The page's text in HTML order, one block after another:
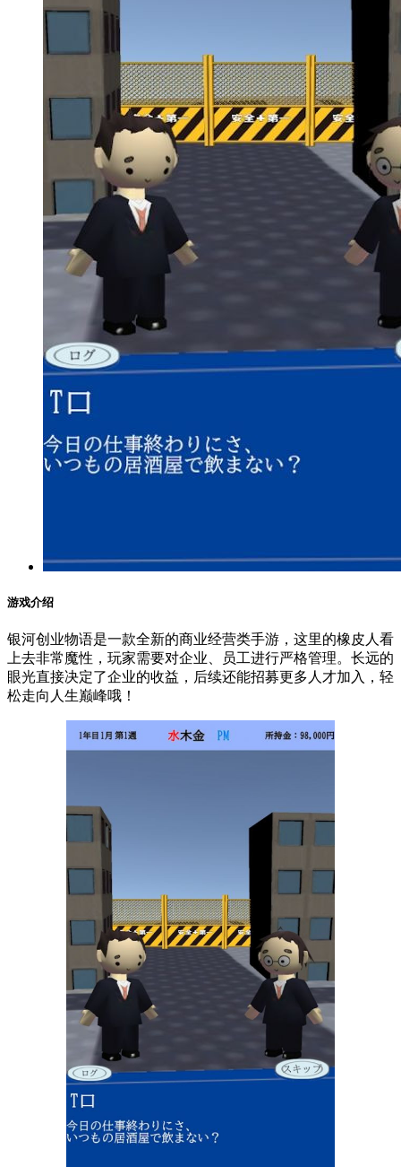
游戏介绍
银河创业物语是一款全新的商业经营类手游，这里的橡皮人看
上去非常魔性，玩家需要对企业、员工进行严格管理。长远的
眼光直接决定了企业的收益，后续还能招募更多人才加入，轻
松走向人生巅峰哦！